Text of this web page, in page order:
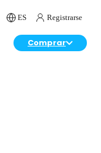
ES Registrarse
Comprar